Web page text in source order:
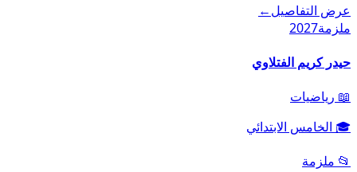
عرض التفاصيل←
ملزمة2027
حيدر كريم الفتلاوي
📖 رياضيات
🎓 الخامس الابتدائي
📂 ملزمة